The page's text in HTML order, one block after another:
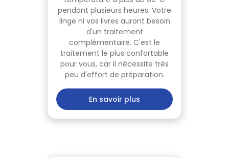
pendant plusieurs heures. Votre
linge ni vos livres auront besoin
d'un traitement
complémentaire. C'est le
traitement le plus confortable
pour vous, car il nécessite très
peu d'effort de préparation.
En savoir plus